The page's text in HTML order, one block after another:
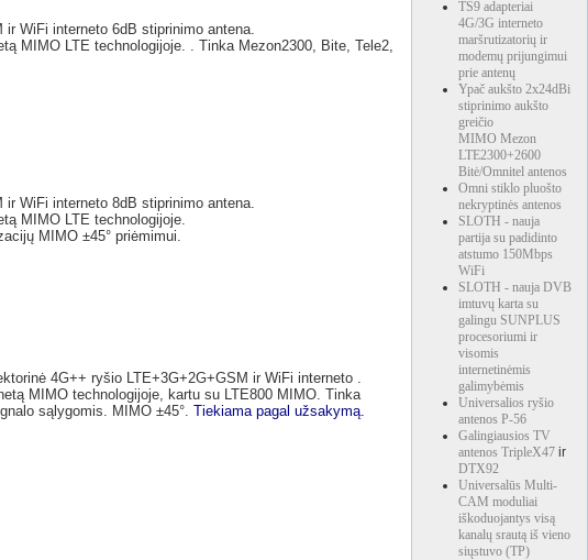
WiFi interneto 6dB stiprinimo antena.
MIMO LTE technologijoje. . Tinka Mezon2300, Bite, Tele2,
WiFi interneto 8dB stiprinimo antena.
MIMO LTE technologijoje.
MIMO ±45° priėmimui.
4G++ ryšio LTE+3G+2G+GSM ir WiFi interneto .
MIMO technologijoje, kartu su LTE800 MIMO. Tinka
sąlygomis. MIMO ±45°. Tiekiama pagal užsakymą.
TS9 adapteriai
4G/3G interneto
maršrutizatorių ir
modemų prijungimui
prie antenų
Ypač aukšto 2x24dBi
stiprinimo aukšto
greičio
MIMO Mezon
LTE2300+2600
Bitė/Omnitel antenos
Omni stiklo pluošto
nekryptinės antenos
SLOTH - nauja
partija su padidinto
atstumo 150Mbps
WiFi
SLOTH - nauja DVB
imtuvų karta su
galingu SUNPLUS
procesoriumi ir
visomis
internetinėmis
galimybėmis
Universalios ryšio
antenos P-56
Galingiausios TV
antenos TripleX47 ir
DTX92
Universalūs Multi-
CAM moduliai
iškoduojantys visą
kanalų srautą iš vieno
siųstuvo (TP)